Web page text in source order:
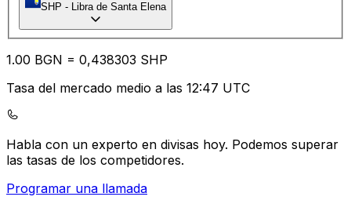
SHP - Libra de Santa Elena
1.00 BGN = 0,438303 SHP
Tasa del mercado medio a las 12:47 UTC
Habla con un experto en divisas hoy. Podemos superar
las tasas de los competidores.
Programar una llamada